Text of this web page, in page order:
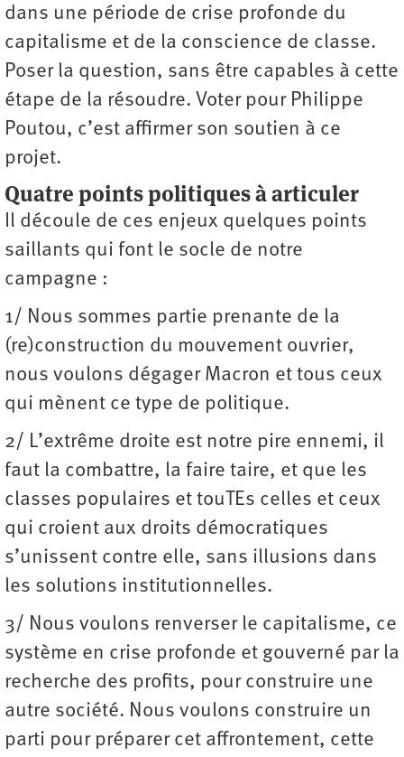
dans une période de crise profonde du
capitalisme et de la conscience de classe.
Poser la question, sans être capables à cette
étape de la résoudre. Voter pour Philippe
Poutou, c’est affirmer son soutien à ce
projet.
Quatre points politiques à articuler
Il découle de ces enjeux quelques points
saillants qui font le socle de notre
campagne :
1/ Nous sommes partie prenante de la
(re)construction du mouvement ouvrier,
nous voulons dégager Macron et tous ceux
qui mènent ce type de politique.
2/ L’extrême droite est notre pire ennemi, il
faut la combattre, la faire taire, et que les
classes populaires et touTEs celles et ceux
qui croient aux droits démocratiques
s’unissent contre elle, sans illusions dans
les solutions institutionnelles.
3/ Nous voulons renverser le capitalisme, ce
système en crise profonde et gouverné par la
recherche des profits, pour construire une
autre société. Nous voulons construire un
parti pour préparer cet affrontement, cette